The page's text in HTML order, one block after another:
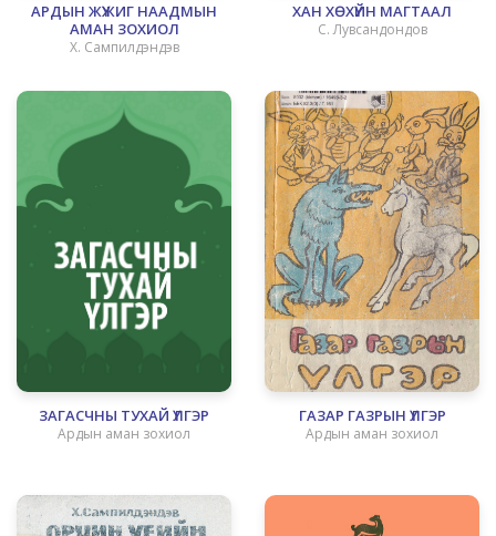
АРДЫН ЖҮЖИГ НААДМЫН
АМАН ЗОХИОЛ
Х. Сампилдэндэв
ХАН ХӨХҮЙН МАГТААЛ
С. Лувсандондов
ЗАГАСЧНЫ ТУХАЙ ҮЛГЭР
Ардын аман зохиол
ГАЗАР ГАЗРЫН ҮЛГЭР
Ардын аман зохиол